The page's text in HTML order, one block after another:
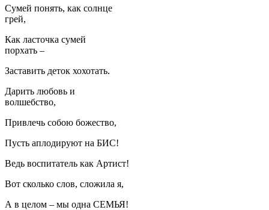
Сумей понять, как солнце
грей,
Как ласточка сумей
порхать –
Заставить деток хохотать.
Дарить любовь и
волшебство,
Привлечь собою божество,
Пусть аплодируют на БИС!
Ведь воспитатель как Артист!
Вот сколько слов, сложила я,
А в целом – мы одна СЕМЬЯ!